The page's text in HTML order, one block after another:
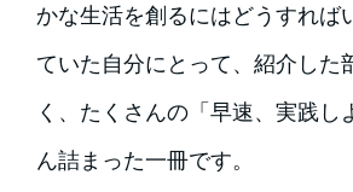
かな生活を創るにはどうすれば
ていた自分にとって、紹介した
く、たくさんの「早速、実践し
ん詰まった一冊です。